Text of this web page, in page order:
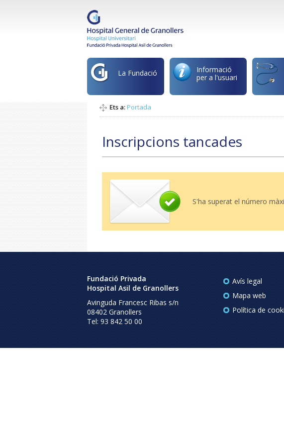
La Fundació
Informació
per a l'usuari
Ets a:Portada
Inscripcions tancades
S'ha superat el número
Fundació Privada
Hospital Asil de Granollers
Avinguda Francesc Ribas s/n
08402 Granollers
Tel: 93 842 50 00
Avís legal
Mapa web
Política de